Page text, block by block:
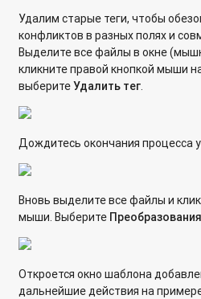
Различия между статическим,
Как настроить удалённый
QNAP через облачную службу
использованием службы DDNS в
Удалим старые теги, чтобы
конфликтов в разных полях и
Выделите все файлы в окне
кликните правой кнопкой мыши
выберитеУдалить тег.
Дождитесь окончания процесса
Вновь выделите все файлы и
мыши. Выберите
Откроется окно шаблона
дальнейшие действия на